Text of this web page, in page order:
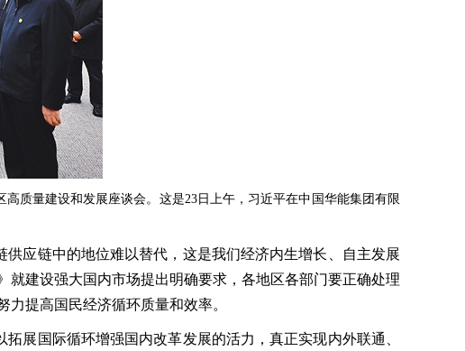
质量建设和发展座谈会。这是23日上午，习近平在中国华能集团有限
应链中的地位难以替代，这是我们经济内生增长、自主发展
建设强大国内市场提出明确要求，各地区各部门要正确处理
提高国民经济循环质量和效率。
展国际循环增强国内改革发展的活力，真正实现内外联通、